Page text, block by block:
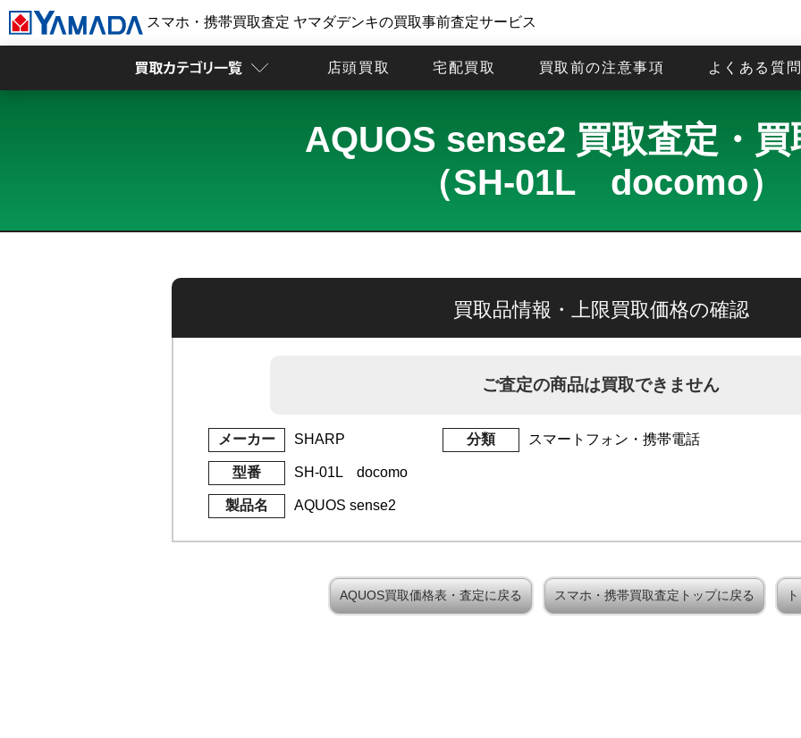
スマホ・携帯買取査定 ヤマダデンキの買取事前査定サービス
店頭買取 宅配買取 買取前の注意事項 よくある質問
AQUOS sense2 買取査定・買
（SH-01L docomo）
買取品情報・上限買取価格の確認
ご査定の商品は買取できません
メーカー SHARP 分類 スマートフォン・携帯電話
型番 SH-01L docomo
製品名 AQUOS sense2
AQUOS買取価格表・査定に戻る スマホ・携帯買取査定トップに戻る